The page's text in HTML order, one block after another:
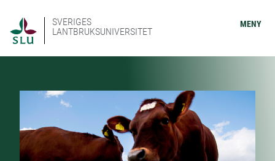
SVERIGES
LANTBRUKSUNIVERSITET
MENY